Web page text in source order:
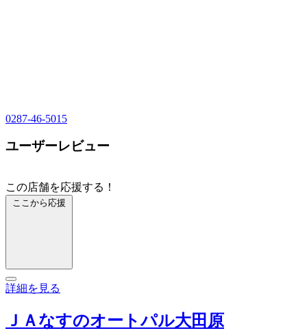
0287-46-5015
ユーザーレビュー
この店舗を応援する！
ここから応援
詳細を見る
ＪＡなすのオートパル大田原